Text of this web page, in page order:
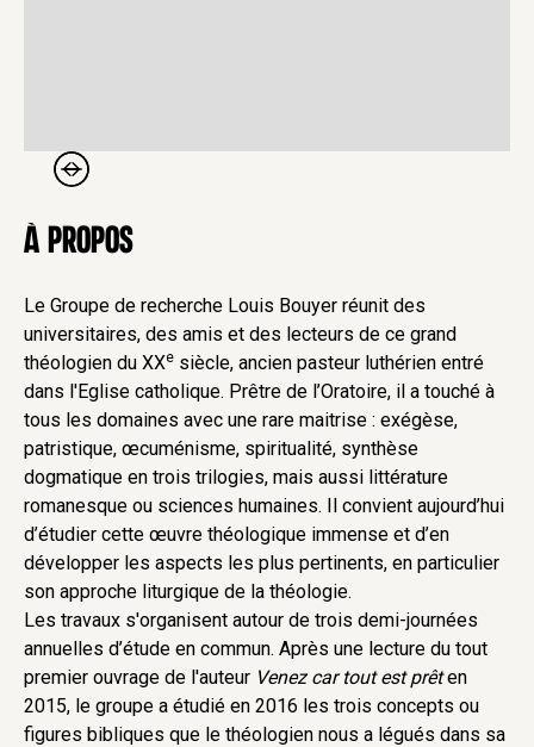
à propos
Le Groupe de recherche Louis Bouyer réunit des
universitaires, des amis et des lecteurs de ce grand
théologien du XXe siècle, ancien pasteur luthérien entré
dans l'Eglise catholique. Prêtre de l’Oratoire, il a touché à
tous les domaines avec une rare maitrise : exégèse,
patristique, œcuménisme, spiritualité, synthèse
dogmatique en trois trilogies, mais aussi littérature
romanesque ou sciences humaines. Il convient aujourd’hui
d’étudier cette œuvre théologique immense et d’en
développer les aspects les plus pertinents, en particulier
son approche liturgique de la théologie.
Les travaux s'organisent autour de trois demi-journées
annuelles d’étude en commun. Après une lecture du tout
premier ouvrage de l'auteur Venez car tout est prêten
2015, le groupe a étudié en 2016 les trois concepts ou
figures bibliques que le théologien nous a légués dans sa